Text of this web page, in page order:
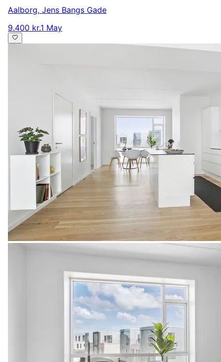
Aalborg, Jens Bangs Gade
9.400 kr.1 May